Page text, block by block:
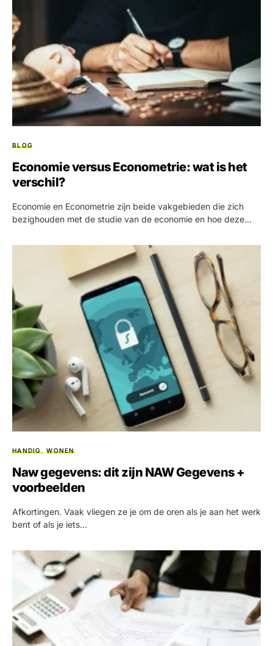
BLOG
Economie versus Econometrie: wat is het
verschil?
Economie en Econometrie zijn beide vakgebieden die zich
bezighouden met de studie van de economie en hoe deze…
HANDIG WONEN
Naw gegevens: dit zijn NAW Gegevens +
voorbeelden
Afkortingen. Vaak vliegen ze je om de oren als je aan het werk
bent of als je iets…